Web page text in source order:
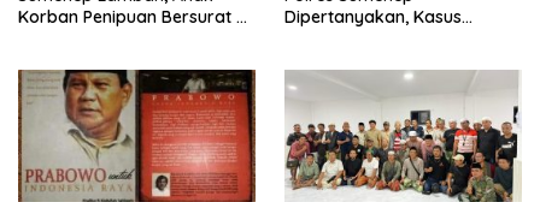
Korban Penipuan Bersurat ke
Dipertanyakan, Kasus
Kepastian